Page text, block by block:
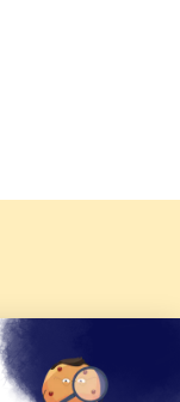
de KTO